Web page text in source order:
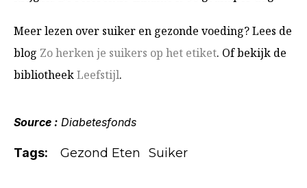
Meer lezen over suiker en gezonde voeding? Lees de
blog Zo herken je suikers op het etiket. Of bekijk de
bibliotheekLeefstijl.
Source : Diabetesfonds
Tags: Gezond Eten Suiker